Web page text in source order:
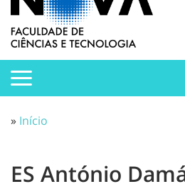
» Início
ES António